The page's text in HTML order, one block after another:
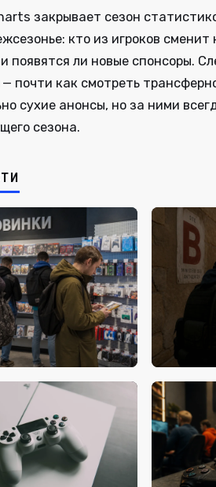
закрывает сезон
кто из игроков
появятся ли новые спонсоры.
почти как смотреть
сухие анонсы, но за ними
сезона.
новые игры!
сегодня,
Counter-